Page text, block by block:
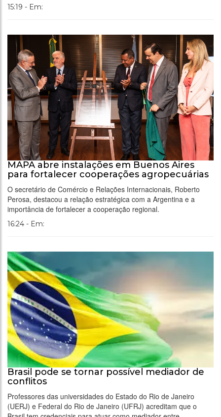
15:19 - Em:
MAPA abre instalações em Buenos Aires
para fortalecer cooperações agropecuárias
O secretário de Comércio e Relações Internacionais, Roberto
Perosa, destacou a relação estratégica com a Argentina e a
importância de fortalecer a cooperação regional.
16:24 - Em:
Brasil pode se tornar possível mediador de
conflitos
Professores das universidades do Estado do Rio de Janeiro
(UERJ) e Federal do Rio de Janeiro (UFRJ) acreditam que o